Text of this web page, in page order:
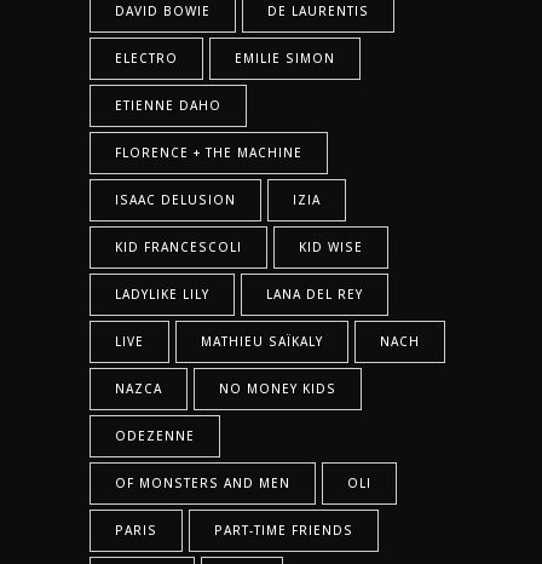
DAVID BOWIE DE LAURENTIS
ELECTRO EMILIE SIMON
ETIENNE DAHO
FLORENCE + THE MACHINE
ISAAC DELUSION IZIA
KID FRANCESCOLI KID WISE
LADYLIKE LILY LANA DEL REY
LIVE MATHIEU SAÏKALY NACH
NAZCA NO MONEY KIDS
ODEZENNE
OF MONSTERS AND MEN OLI
PARIS PART-TIME FRIENDS